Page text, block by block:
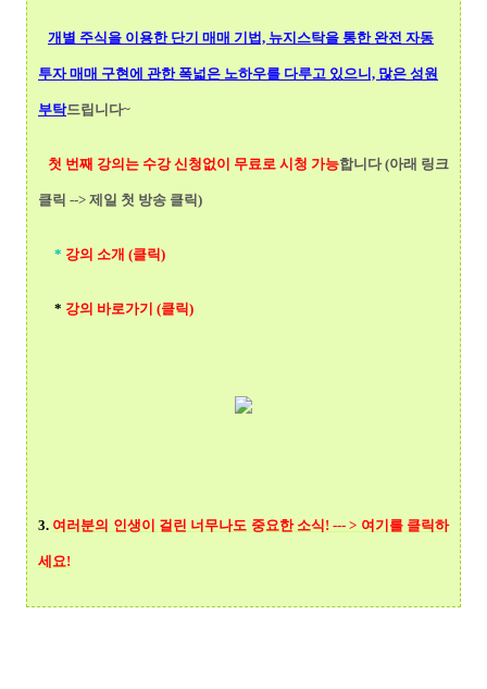
개별 주식을 이용한 단기 매매 기법, 뉴지스탁을 통한 완전 자동
투자 매매 구현에 관한 폭넓은 노하우를 다루고 있으니, 많은 성원
부탁드립니다~
첫 번째 강의는 수강 신청없이 무료로 시청 가능합니다 (아래 링크
클릭 --> 제일 첫 방송 클릭)
* 강의 소개 (클릭)
* 강의 바로가기 (클릭)
3. 여러분의 인생이 걸린 너무나도 중요한 소식! --- > 여기를 클릭하
세요!